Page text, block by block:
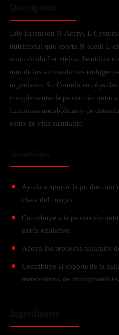
Life Extension N-Acetyl-L-
nutricional que aporta N-acetil-L-
aminoácido L-cisteína. Se utiliza
uno de los antioxidantes
organismo. Su fórmula en cápsulas
complementar la protección
funciones metabólicas y de
estilo de vida saludable.
Ayuda a apoyar la producción
clave del cuerpo.
Contribuye a la protección
estrés oxidativo.
Apoya los procesos naturales
Contribuye al soporte de la
metabolismo de mucoproteínas.